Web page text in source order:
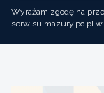
Wyrażam zgodę na
serwisu mazury.pc.pl